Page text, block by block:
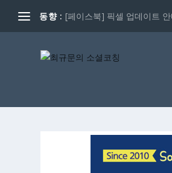
동향 : [페이스북] 픽셀 업데이트